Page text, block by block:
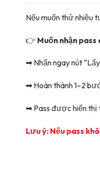
Nếu muốn thử nhiều
👉 Muốn nhận pass
➡ Nhấn ngay nút
➡ Hoàn thành 1–2
➡ Pass được hiển thị
Lưu ý: Nếu pass